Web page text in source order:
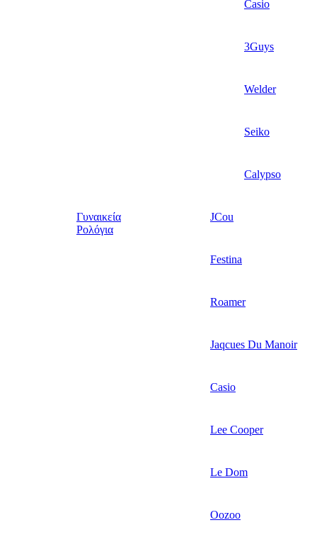
Casio
3Guys
Welder
Seiko
Calypso
Γυναικεία
Ρολόγια
JCou
Festina
Roamer
Jaqcues Du Manoir
Casio
Lee Cooper
Le Dom
Oozoo